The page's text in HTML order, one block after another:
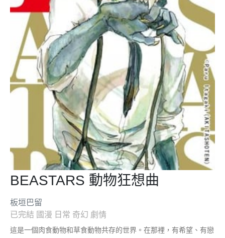
BEASTARS 動物狂想曲
板垣巴留
已完結 國漫 日常 奇幻 劇情
這是一個肉食動物和草食動物共存的世界。在那裡，有希望、有戀